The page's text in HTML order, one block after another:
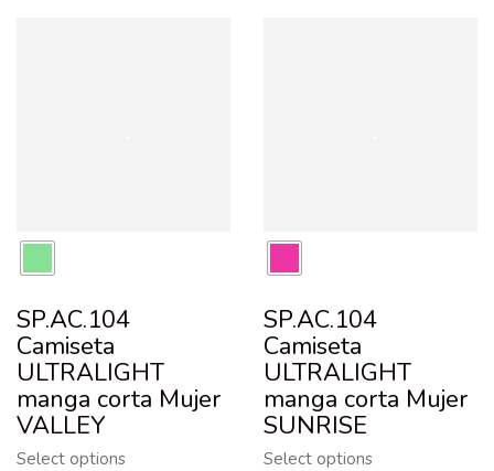
SP.AC.104
Camiseta
ULTRALIGHT
manga corta Mujer
VALLEY
Select options
SP.AC.104
Camiseta
ULTRALIGHT
manga corta Mujer
SUNRISE
Select options